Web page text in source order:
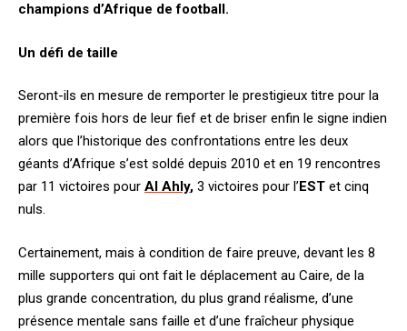
champions d’Afrique de football.
Un défi de taille
Seront-ils en mesure de remporter le prestigieux titre pour la
première fois hors de leur fief et de briser enfin le signe indien
alors que l’historique des confrontations entre les deux
géants d’Afrique s’est soldé depuis 2010 et en 19 rencontres
par 11 victoires pour Al Ahly, 3 victoires pour l’EST et cinq
nuls.
Certainement, mais à condition de faire preuve, devant les 8
mille supporters qui ont fait le déplacement au Caire, de la
plus grande concentration, du plus grand réalisme, d’une
présence mentale sans faille et d’une fraîcheur physique